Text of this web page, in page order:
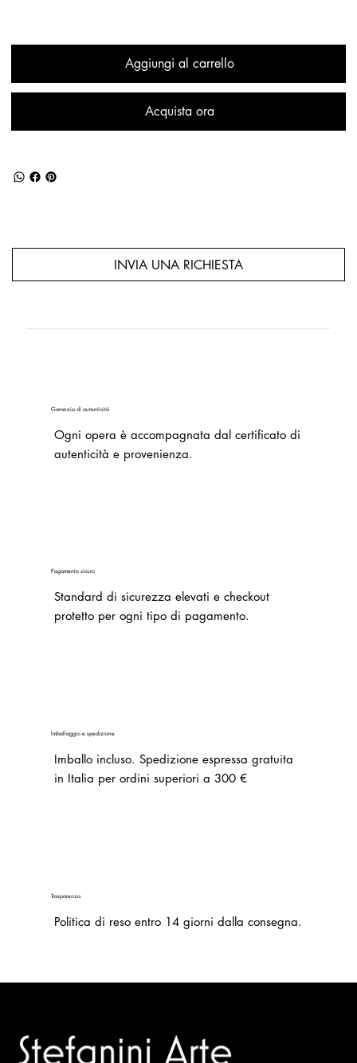
Aggiungi al carrello
Acquista ora
INVIA UNA RICHIESTA
Garanzia di autenticità
Ogni opera è accompagnata dal certificato di
autenticità e provenienza.
Pagamento sicuro
Standard di sicurezza elevati e checkout
protetto per ogni tipo di pagamento.
Imballaggio e spedizione
Imballo incluso. Spedizione espressa gratuita
in Italia per ordini superiori a 300 €
Trasparenza
Politica di reso entro 14 giorni dalla consegna.